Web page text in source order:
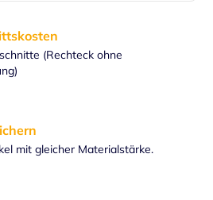
(Rechteck ohne
mit gleicher Materialstärke.